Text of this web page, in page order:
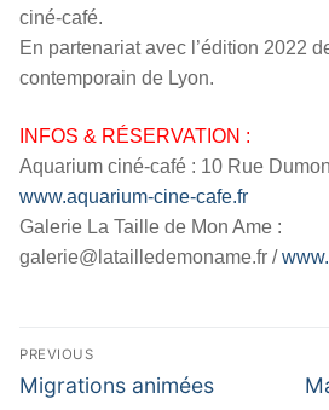
ciné-café.
En partenariat avec l’édition 2022
contemporain de Lyon.
INFOS & RÉSERVATION :
Aquarium ciné-café : 10 Rue
www.aquarium-cine-cafe.fr
Galerie La Taille de Mon Ame :
galerie@latailledemoname.fr /
Navigation
de
PREVIOUS
Previous
Migrations animées